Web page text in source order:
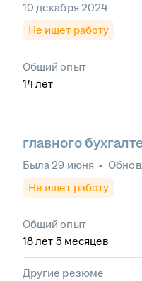
10 декабря 2024
Не ищет работу
Общий опыт
14лет
главного
Была 29 июня •
Не ищет работу
Общий опыт
18лет 5 месяцев
Другие резюме